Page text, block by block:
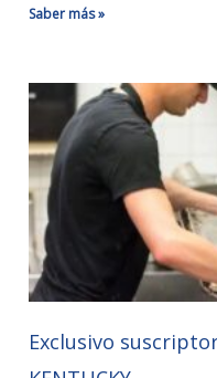
Saber más »
Exclusivo